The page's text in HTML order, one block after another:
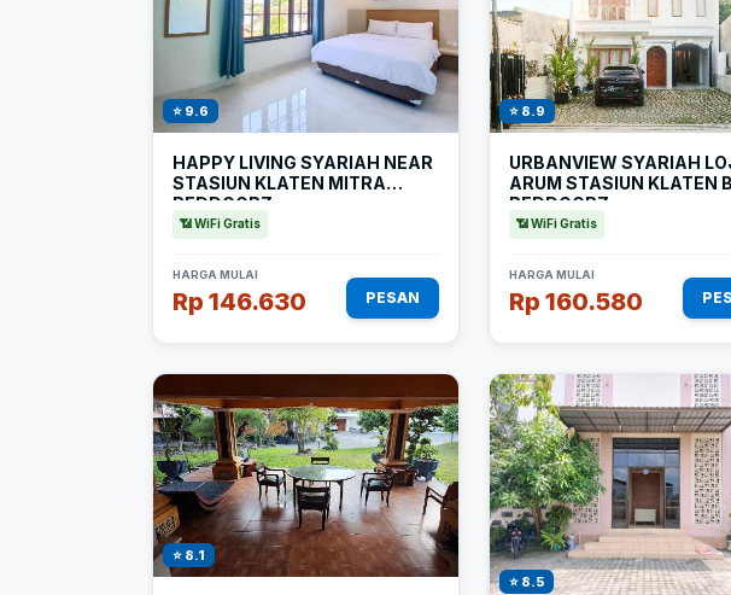
⭐ 9.6
HAPPY LIVING SYARIAH NEAR
STASIUN KLATEN MITRA
REDDOORZ
📶 WiFi Gratis
HARGA MULAI
Rp 146.630 PESAN
⭐ 8.9
URBANVIEW SYARIAH
ARUM STASIUN KLATEN
REDDOORZ
📶 WiFi Gratis
HARGA MULAI
Rp 160.580
⭐ 8.1
⭐ 8.5